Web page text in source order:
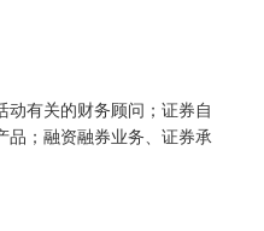
动有关的财务顾问；证券自
品；融资融券业务、证券承